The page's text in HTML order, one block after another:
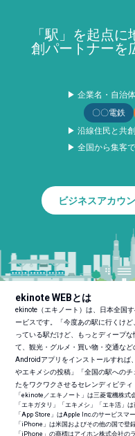
「駅」を起点
創パートナーを
▶ 企業名・自治
〇〇電鉄
▶ 沿線住民と共
▶ 全国から集客
ビジネスアカウ
ekinote WEBとは
ekinote（エキノート）は、日本全国
ービスです。「今度あの駅に行くけ
っている駅だけど、もっとディープ
て、観光・グルメ・買い物・交通な
Androidアプリをインストールすれば
やエキメシの投稿」「全国の駅への
たをワクワクさせるセレンディピテ
「ekinote／エキノート」は三菱電機株式
「エキガタリ」「エキメシ」「エキ活」は
「App Store」はApple Inc.のサービスマー
「iPhone」は米国およびその他の国で登
「iPhone」の商標はアイホン株式会社の